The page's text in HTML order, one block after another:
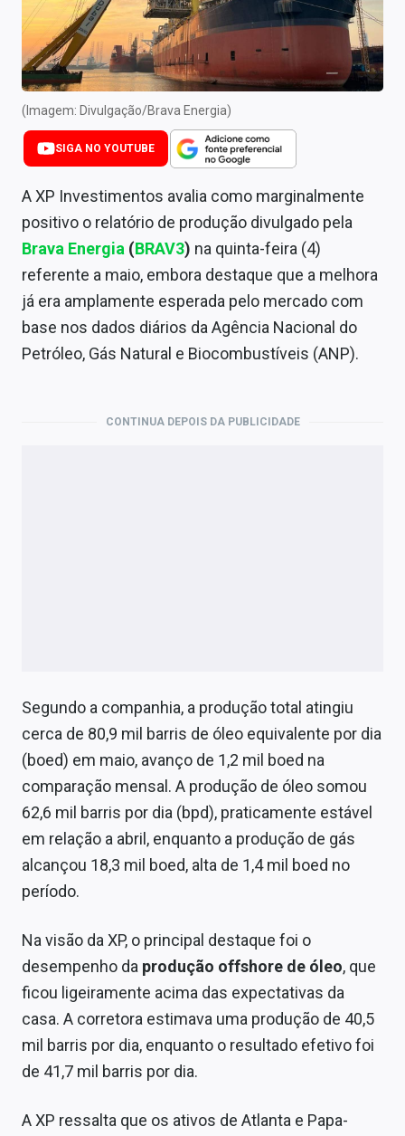
Central de Dividendos
Central de Fundos Imobiliários
Central dos IPOs
Renda Fixa
Finanças Pessoais
Mercados
Economia
Empresas
Brasil
Expediente
Contato
(Imagem: Divulgação/Brava Energia)
SIGA NO YOUTUBE
A XP Investimentos avalia como marginalmente
positivo o relatório de produção divulgado pela
Brava Energia (BRAV3) na quinta-feira (4)
referente a maio, embora destaque que a melhora
já era amplamente esperada pelo mercado com
base nos dados diários da Agência Nacional do
Petróleo, Gás Natural e Biocombustíveis (ANP).
CONTINUA DEPOIS DA PUBLICIDADE
Segundo a companhia, a produção total atingiu
cerca de 80,9 mil barris de óleo equivalente por dia
(boed) em maio, avanço de 1,2 mil boed na
comparação mensal. A produção de óleo somou
62,6 mil barris por dia (bpd), praticamente estável
em relação a abril, enquanto a produção de gás
alcançou 18,3 mil boed, alta de 1,4 mil boed no
período.
Na visão da XP, o principal destaque foi o
desempenho da produção offshore de óleo, que
ficou ligeiramente acima das expectativas da
casa. A corretora estimava uma produção de 40,5
mil barris por dia, enquanto o resultado efetivo foi
de 41,7 mil barris por dia.
A XP ressalta que os ativos de Atlanta e Papa-